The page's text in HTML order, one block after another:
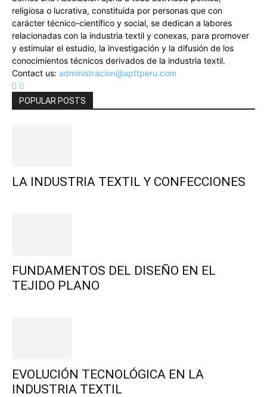
religiosa o lucrativa, constituida por personas que con
carácter técnico-científico y social, se dedican a labores
relacionadas con la industria textil y conexas, para promover
y estimular el estudio, la investigación y la difusión de los
conocimientos técnicos derivados de la industria textil.
Contact us: administracion@apttperu.com
POPULAR POSTS
LA INDUSTRIA TEXTIL Y CONFECCIONES
FUNDAMENTOS DEL DISEÑO EN EL
TEJIDO PLANO
EVOLUCIÓN TECNOLÓGICA EN LA
INDUSTRIA TEXTIL